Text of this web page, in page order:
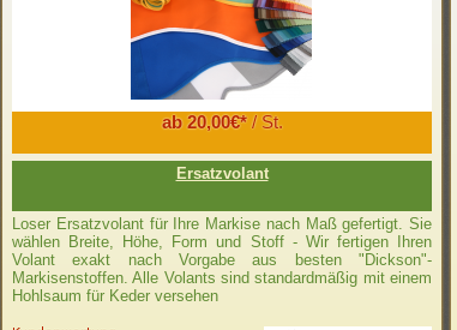
ab 20,00€*/ St.
Ersatzvolant
Loser Ersatzvolant für Ihre Markise nach Maß gefertigt. Sie
wählen Breite, Höhe, Form und Stoff - Wir fertigen Ihren
Volant exakt nach Vorgabe aus besten "Dickson"-
Markisenstoffen. Alle Volants sind standardmäßig mit einem
Hohlsaum für Keder versehen